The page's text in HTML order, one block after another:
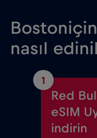
nasıl
1
Red
eSIM
indirin